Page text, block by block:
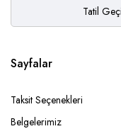
Tatil
Sayfalar
Taksit Seçenekleri
Belgelerimiz